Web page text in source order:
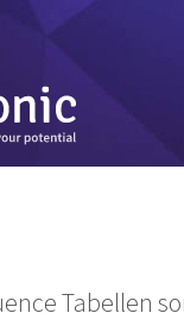
Tabellen